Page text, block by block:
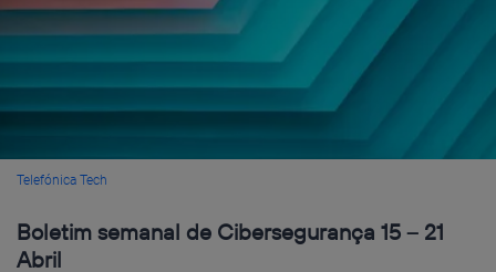
Telefónica Tech
Boletim semanal de Cibersegurança 15 – 21
Abril